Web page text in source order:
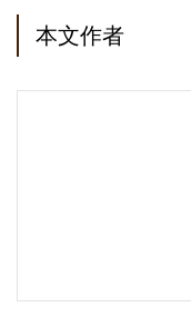
本文作者